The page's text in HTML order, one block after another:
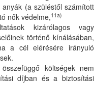
(a szüléstől számított
nők védelme,11a)
kizárólagos vagy
történő kínálásában,
a cél elérésére irányuló
költségek nem
díjban és a biztosítási